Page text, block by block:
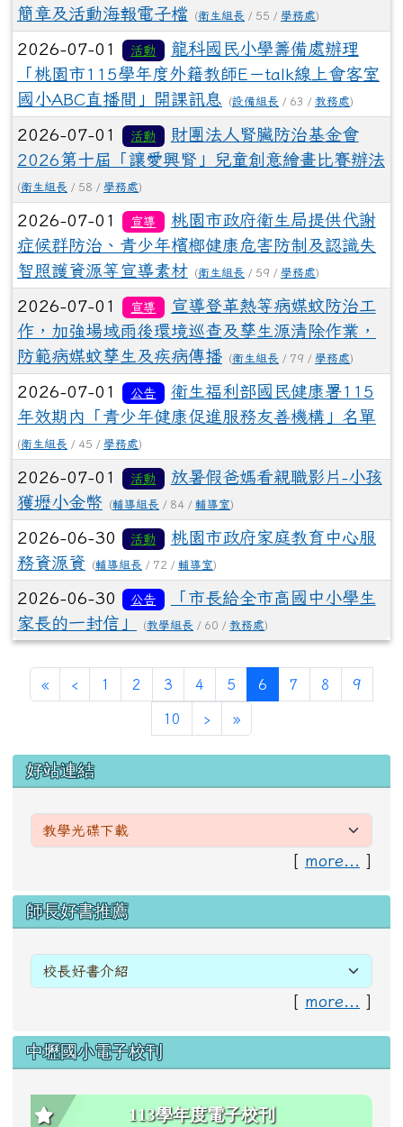
簡章及活動海報電子檔
(衛生組長 / 55 / 學務處)
2026-07-01 活動
龍科國民小學籌備處辦理
「桃園市115學年度外籍教師E－talk線上會客室
國小ABC直播間」開課訊息
(設備組長 / 63 / 教務處)
2026-07-01 活動
財團法人腎臟防治基金會
2026第十屆「讓愛興腎」兒童創意繪畫比賽辦法
(衛生組長 / 58 / 學務處)
2026-07-01 宣導
桃園市政府衛生局提供代謝
症候群防治、青少年檳榔健康危害防制及認識失
智照護資源等宣導素材
(衛生組長 / 59 / 學務處)
2026-07-01 宣導
宣導登革熱等病媒蚊防治工
作，加強場域雨後環境巡查及孳生源清除作業，
防範病媒蚊孳生及疾病傳播
(衛生組長 / 79 / 學務處)
2026-07-01 公告
衛生福利部國民健康署115
年效期內「青少年健康促進服務友善機構」名單
(衛生組長 / 45 / 學務處)
2026-07-01 活動
放暑假爸媽看親職影片-小孩
獲壢小金幣
(輔導組長 / 84 / 輔導室)
2026-06-30 活動
桃園市政府家庭教育中心服
務資源資
(輔導組長 / 72 / 輔導室)
2026-06-30 公告
「市長給全市高國中小學生
家長的一封信」
(教學組長 / 60 / 教務處)
«第一頁
‹ 上一頁
1 2 3 4 5 6 (目前頁次)
7 8 9
10 ›下一頁
»最後頁
左邊區域內容
好站連結
[ more... ]
右邊區域內容
師長好書推薦
[ more... ]
中壢國小電子校刊
113學年度電子校刊